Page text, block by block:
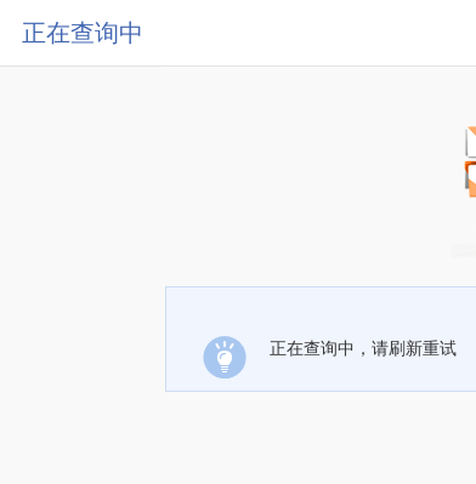
正在查询中
正在查询中，请刷新重试